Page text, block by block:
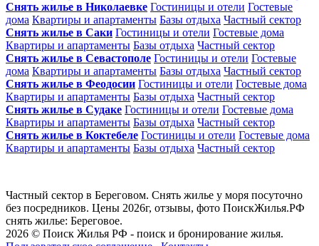
Снять жилье в Николаевке Гостиницы и отели Гостевые
дома Квартиры и апартаменты Базы отдыха Частный сектор
Снять жилье в Саки Гостиницы и отели Гостевые дома
Квартиры и апартаменты Базы отдыха Частный сектор
Снять жилье в Севастополе Гостиницы и отели Гостевые
дома Квартиры и апартаменты Базы отдыха Частный сектор
Снять жилье в Феодосии Гостиницы и отели Гостевые дома
Квартиры и апартаменты Базы отдыха Частный сектор
Снять жилье в Судаке Гостиницы и отели Гостевые дома
Квартиры и апартаменты Базы отдыха Частный сектор
Снять жилье в Коктебеле Гостиницы и отели Гостевые дома
Квартиры и апартаменты Базы отдыха Частный сектор
Частный сектор в Береговом. Снять жилье у моря посуточно
без посредников. Цены 2026г, отзывы, фото ПоискЖилья.РФ
снять жилье: Береговое.
2026 © Поиск Жилья РФ - поиск и бронирование жилья.